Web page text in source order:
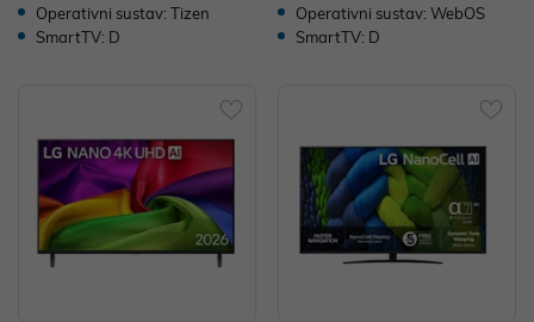
Operativni sustav: Tizen
SmartTV: D
Operativni sustav: WebOS
SmartTV: D